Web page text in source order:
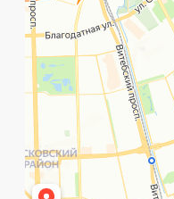
Главная ПозвонитьWhat`s app
Политика обработки данных
©️ Porsche 198. Все
Разработка и маркетинг: